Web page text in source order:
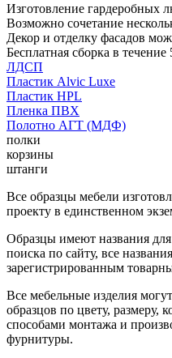
Изготовление гардеробных
Возможно сочетание
Декор и отделку фасадов
Бесплатная сборка в
ЛДСП
Пластик Alvic Luxe
Пластик HPL
Пленка ПВХ
Полотно АГТ (МДФ)
полки
корзины
штанги
Все образцы мебели
проекту в единственном
Образцы имеют названия
поиска по сайту, все
зарегистрированным
Все мебельные изделия
образцов по цвету, размеру,
способами монтажа и
фурнитуры.